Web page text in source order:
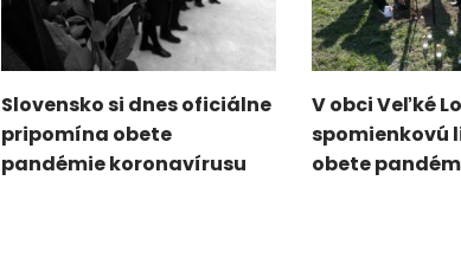
Slovensko si dnes oficiálne
pripomína obete
pandémie koronavírusu
V obci Veľké
spomienkovú
obete